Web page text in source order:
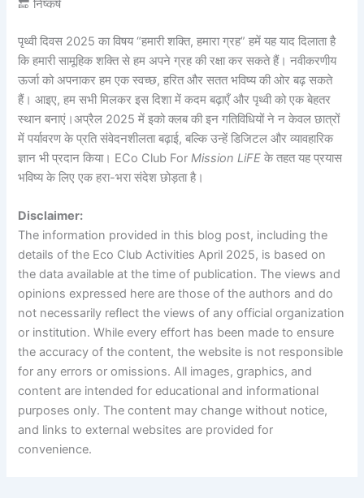
🔚 निष्कर्ष
पृथ्वी दिवस 2025 का विषय “हमारी शक्ति, हमारा ग्रह” हमें यह याद दिलाता है
कि हमारी सामूहिक शक्ति से हम अपने ग्रह की रक्षा कर सकते हैं। नवीकरणीय
ऊर्जा को अपनाकर हम एक स्वच्छ, हरित और सतत भविष्य की ओर बढ़ सकते
हैं। आइए, हम सभी मिलकर इस दिशा में कदम बढ़ाएँ और पृथ्वी को एक बेहतर
स्थान बनाएं।अप्रैल 2025 में इको क्लब की इन गतिविधियों ने न केवल छात्रों
में पर्यावरण के प्रति संवेदनशीलता बढ़ाई, बल्कि उन्हें डिजिटल और व्यावहारिक
ज्ञान भी प्रदान किया। ECo Club ForMission LiFE के तहत यह प्रयास
भविष्य के लिए एक हरा-भरा संदेश छोड़ता है।
Disclaimer:
The information provided in this blog post, including the
details of the Eco Club Activities April 2025, is based on
the data available at the time of publication. The views and
opinions expressed here are those of the authors and do
not necessarily reflect the views of any official organization
or institution. While every effort has been made to ensure
the accuracy of the content, the website is not responsible
for any errors or omissions. All images, graphics, and
content are intended for educational and informational
purposes only. The content may change without notice,
and links to external websites are provided for
convenience.